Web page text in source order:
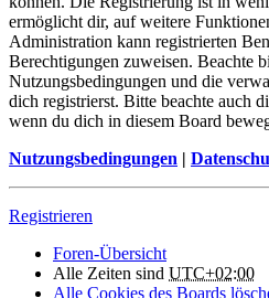
ermöglicht dir, auf weitere
Administration kann registrierten
Berechtigungen zuweisen. Beachte
Nutzungsbedingungen und die
dich registrierst. Bitte beachte auch
wenn du dich in diesem Board
Nutzungsbedingungen |
Registrieren
Foren-Übersicht
Alle Zeiten sind UTC+02:00
Alle Cookies des Boards